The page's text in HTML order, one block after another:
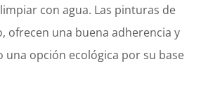
con agua. Las pinturas de
ofrecen una buena adherencia y
una opción ecológica por su base